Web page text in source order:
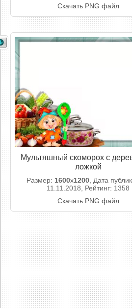
Скачать PNG файл
Мультяшный скоморох с
ложкой
Размер: 1600x1200 , Дата
11.11.2018, Рейтинг: 1358
Скачать PNG файл